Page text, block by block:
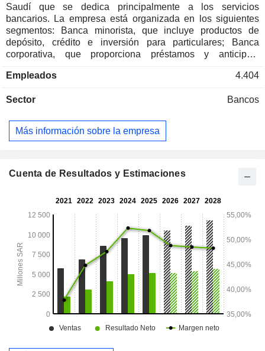
Saudí que se dedica principalmente a los servicios
bancarios. La empresa está organizada en los siguientes
segmentos: Banca minorista, que incluye productos de
depósito, crédito e inversión para particulares; Banca
corporativa, que proporciona préstamos y anticipos,
corporativos e institucionales, pequeñas y medianas
negociación e inversión del Banco y los riesgos de
Servicios de inversión y corretaje que proporciona servicios
de gestión de inversiones, actividades de gestión de activos
Incluye ingresos sobre el capital y costes no asignados y
departamentos de apoyo. La Sociedad también ofrece
aprobados y supervisados por un S
Empleados 4.404
Sector Bancos
Más información sobre la empresa
Cuenta de Resultados y Estimaciones